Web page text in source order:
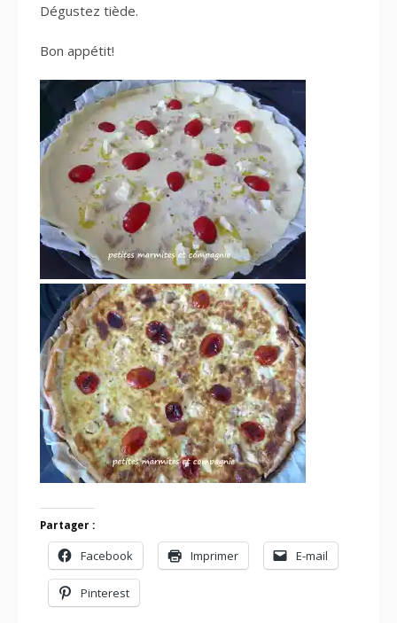
Dégustez tiède.
Bon appétit!
Partager :
Facebook Imprimer E-mail
Pinterest